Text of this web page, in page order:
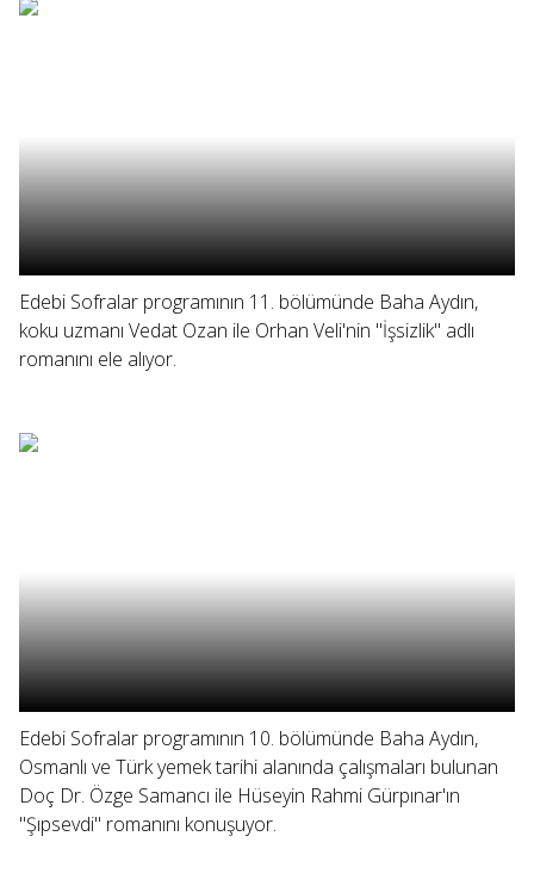
Edebi Sofralar programının 11. bölümünde Baha Aydın,
koku uzmanı Vedat Ozan ile Orhan Veli'nin "İşsizlik" adlı
romanını ele alıyor.
Edebi Sofralar programının 10. bölümünde Baha Aydın,
Osmanlı ve Türk yemek tarihi alanında çalışmaları bulunan
Doç Dr. Özge Samancı ile Hüseyin Rahmi Gürpınar'ın
"Şıpsevdi" romanını konuşuyor.